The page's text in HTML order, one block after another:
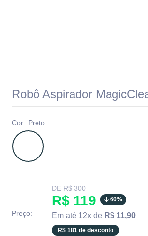
Robô Aspirador
Cor: Preto
Preço:
DETranslation
missing:
pt-
R$ 300
Translation
missing:
pt-
R$ 119 60%
Em até 12x de R$ 11,90
R$ 181 de desconto